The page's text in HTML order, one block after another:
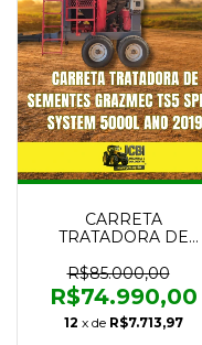
CARRETA
TRATADORA DE
GRAZMEC TS5 SPRAY
SYSTEM 5000L ANO
2019
R$85.000,00
R$74.990,00
12 x de R$7.713,97